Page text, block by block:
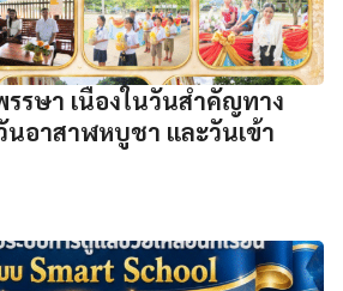
รษา เนื่องในวันสำคัญทาง
อาสาฬหบูชา และวันเข้า